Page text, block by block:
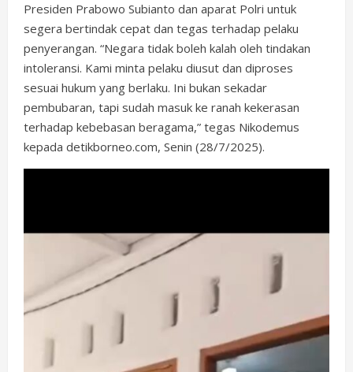
Presiden Prabowo Subianto dan aparat Polri untuk
segera bertindak cepat dan tegas terhadap pelaku
penyerangan. “Negara tidak boleh kalah oleh tindakan
intoleransi. Kami minta pelaku diusut dan diproses
sesuai hukum yang berlaku. Ini bukan sekadar
pembubaran, tapi sudah masuk ke ranah kekerasan
terhadap kebebasan beragama,” tegas Nikodemus
kepada detikborneo.com, Senin (28/7/2025).